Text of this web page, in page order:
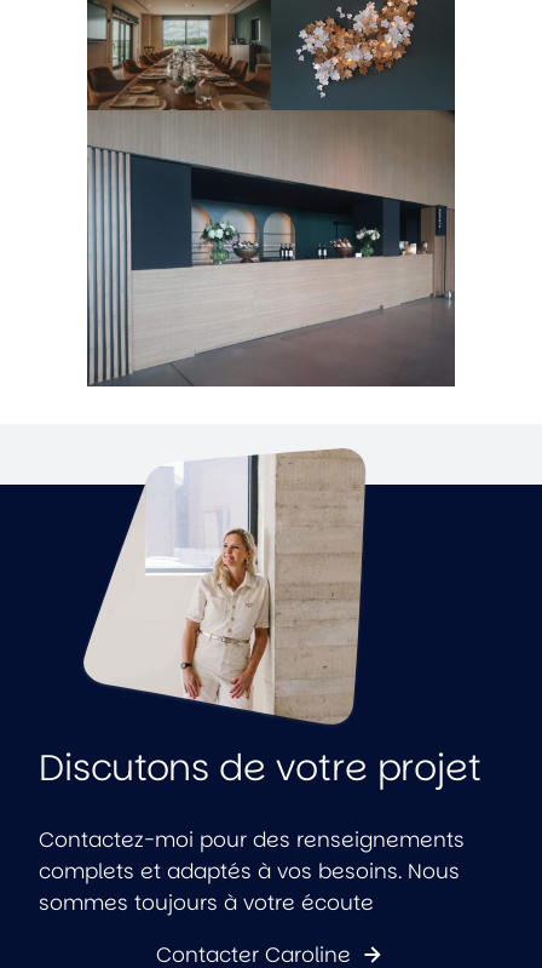
Discutons de votre projet
Contactez-moi pour des renseignements
complets et adaptés à vos besoins. Nous
sommes toujours à votre écoute
Contacter Caroline